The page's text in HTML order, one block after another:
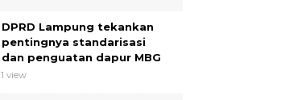
DPRD Lampung tekankan
pentingnya standarisasi
dan penguatan dapur MBG
1 view